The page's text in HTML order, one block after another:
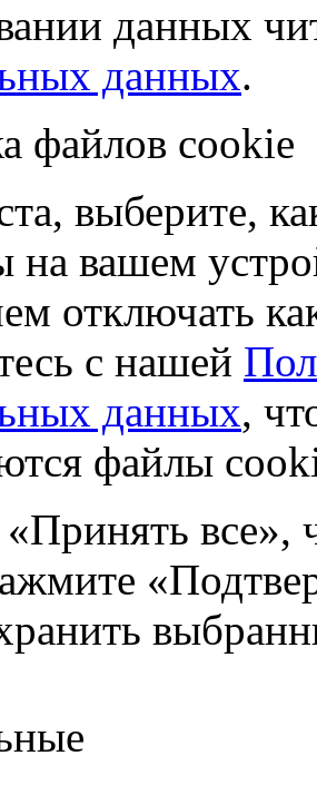
данных
данных.
файлов cookie
выберите,
на вашем
отключать
с нашей
данных,
файлы
все»,